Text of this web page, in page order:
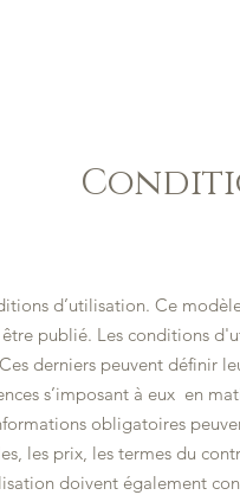
d’utilisation. Ce
publié. Les conditions
derniers peuvent définir
s’imposant à eux en
obligatoires
les prix, les termes du
doivent également